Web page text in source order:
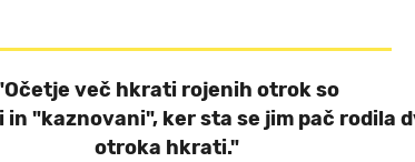
več hkrati rojenih otrok so
"kaznovani", ker sta se jim pač rodila
otroka hkrati."